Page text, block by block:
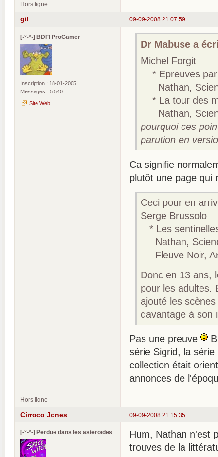
Hors ligne
09-09-2008 21:07:59
gil
[•°•°•] BDFI ProGamer
Inscription : 18-01-2005
Messages : 5 540
Site Web
Dr Mabuse a
Michel Forgit
* Epreuves
Nathan,
* La tour des
Nathan,
pourquoi ces
parution en
Ca signifie
plutôt une page qui
Ceci pour en
Serge Brussolo
* Les
Nathan,
Fleuve Noir,
Donc en 13 ans,
pour les adultes.
ajouté les
davantage à son
Pas une preuve
série Sigrid, la
collection était
annonces de
Hors ligne
09-09-2008 21:15:35
Cirroco Jones
[•°•°•] Perdue dans les asteroïdes
Hum, Nathan n'est
trouves de la